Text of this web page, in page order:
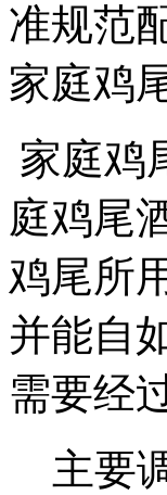
准规范
家庭鸡
家庭鸡
庭鸡尾
鸡尾所
并能自
需要经
主要